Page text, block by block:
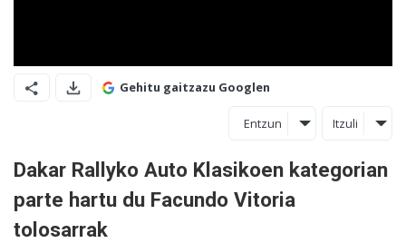
Gehitu gaitzazu Googlen
Entzun Itzuli
Dakar Rallyko Auto Klasikoen kategorian
parte hartu du Facundo Vitoria
tolosarrak